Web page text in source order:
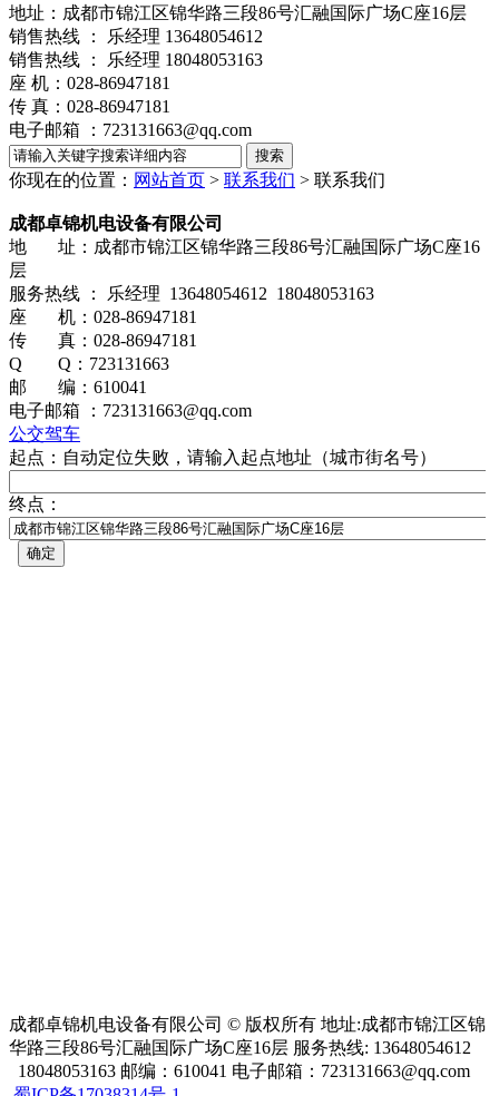
地址：成都市锦江区锦华路三段86号汇融国际广场C座16层
销售热线 ： 乐经理 13648054612
销售热线 ： 乐经理 18048053163
座 机：028-86947181
传 真：028-86947181
电子邮箱 ：723131663@qq.com
你现在的位置： 网站首页 > 联系我们 > 联系我们
成都卓锦机电设备有限公司
地 址：成都市锦江区锦华路三段86号汇融国际广场C座16
层
服务热线 ： 乐经理 13648054612 18048053163
座 机：028-86947181
传 真：028-86947181
Q Q：723131663
邮 编：610041
电子邮箱 ：723131663@qq.com
成都卓锦机电设备有限公司 © 版权所有 地址:成都市锦江区锦
华路三段86号汇融国际广场C座16层 服务热线: 13648054612
18048053163 邮编：610041 电子邮箱：723131663@qq.com